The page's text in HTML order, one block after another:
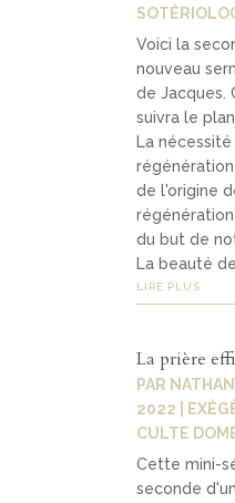
Voici la
nouveau
de Jacques.
suivra le
La
de l'origine
du but de
La beauté
LIRE PLUS
La prière
PAR
2022
CULTE
Cette mini-
seconde